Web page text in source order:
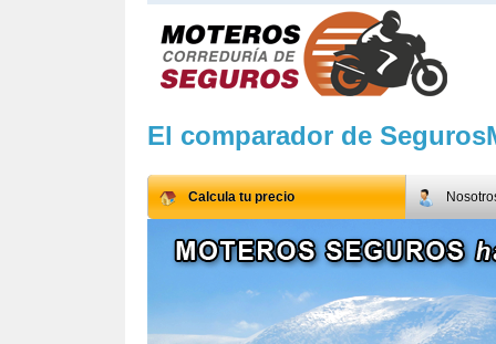
El comparador de
Calcula tu precio